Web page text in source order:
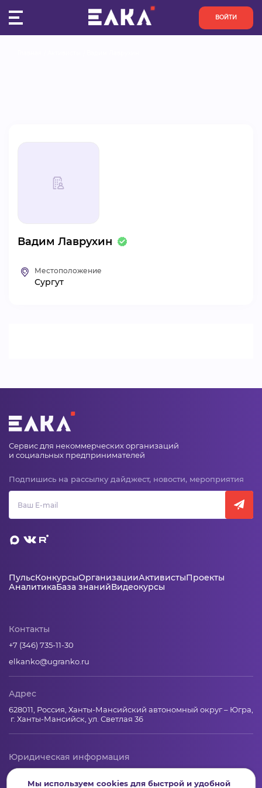
ВОЙТИ
ПРОЕКТЫ
БАЗА ЗНАНИЙ
ВИДЕОКУРСЫ
Вадим Лаврухин
Местоположение
Сургут
Сервис для некоммерческих организаций
и социальных предпринимателей
Подпишись на рассылку дайджест, новости, мероприятия
ПульсКонкурсыОрганизацииАктивистыПроекты
АналитикаБаза знанийВидеокурсы
Контакты
+7 (346) 735-11-30
elkanko@ugranko.ru
Адрес
628011, Россия, Ханты-Мансийский автономный округ – Югра,
г. Ханты-Мансийск, ул. Светлая 36
Юридическая информация
Региональный грантооператор Фонд «Центр гражданских и
Мы используем cookies для быстрой и удобной